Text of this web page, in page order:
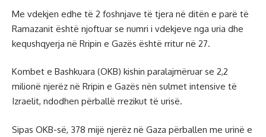
Me vdekjen edhe të 2 foshnjave të tjera në ditën e parë të
Ramazanit është njoftuar se numri i vdekjeve nga uria dhe
kequshqyerja në Rripin e Gazës është rritur në 27.
Kombet e Bashkuara (OKB) kishin paralajmëruar se 2,2
milionë njerëz në Rripin e Gazës nën sulmet intensive të
Izraelit, ndodhen përballë rrezikut të urisë.
Sipas OKB-së, 378 mijë njerëz në Gaza përballen me urinë e